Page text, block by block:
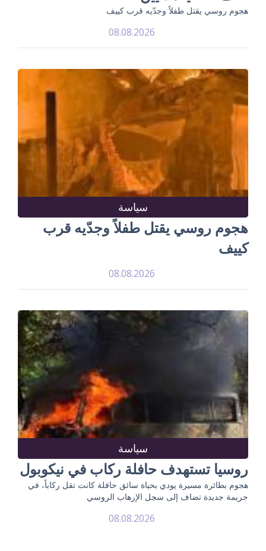
هجوم روسي يقتل طفلاً وجدّيه قرب كييف
08.08.2026
سياسة
هجوم روسي يقتل طفلاً وجدّيه قرب
كييف
08.08.2026
سياسة
روسيا تستهدف حافلة ركاب في نيكوبول
هجوم بطائرة مسيرة يودي بحياة سائق حافلة كانت تقل ركاباً، في
جريمة جديدة تضاف إلى سجل الإرهاب الروسي
08.08.2026